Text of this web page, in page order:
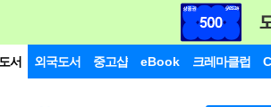
서 외국도서 중고샵 eBook 크레마클럽